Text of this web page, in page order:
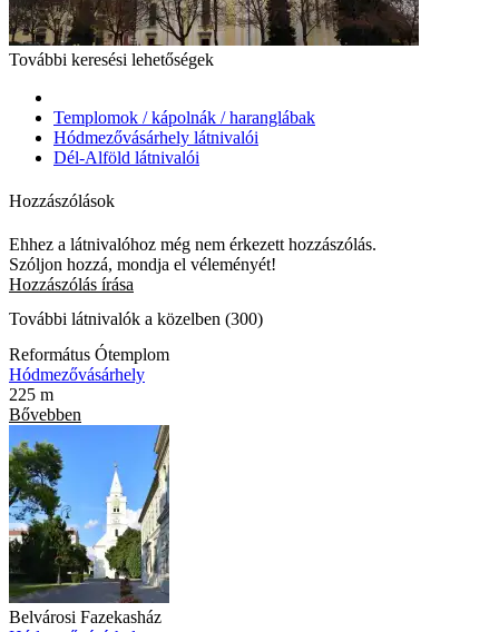
További keresési lehetőségek
Templomok / kápolnák / haranglábak
Hódmezővásárhely látnivalói
Dél-Alföld látnivalói
Hozzászólások
Ehhez a látnivalóhoz még nem érkezett hozzászólás.
Szóljon hozzá, mondja el véleményét!
Hozzászólás írása
További látnivalók a közelben (300)
Református Ótemplom
Hódmezővásárhely
225 m
Bővebben
Belvárosi Fazekasház